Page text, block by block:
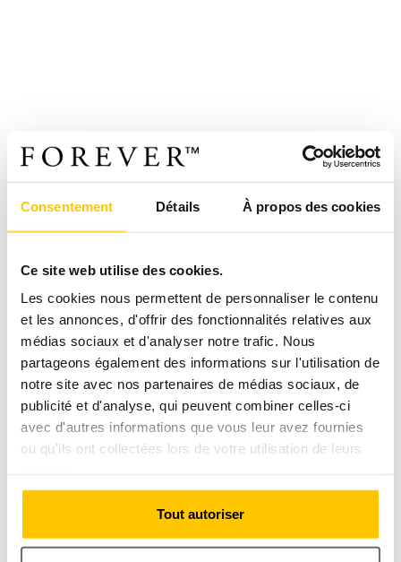
Consentement Détails À propos des cookies
Ce site web utilise des cookies.
Les cookies nous permettent de personnaliser le contenu
et les annonces, d'offrir des fonctionnalités relatives aux
médias sociaux et d'analyser notre trafic. Nous
partageons également des informations sur l'utilisation de
notre site avec nos partenaires de médias sociaux, de
publicité et d'analyse, qui peuvent combiner celles-ci
avec d'autres informations que vous leur avez fournies
ou qu'ils ont collectées lors de votre utilisation de leurs
Tout autoriser